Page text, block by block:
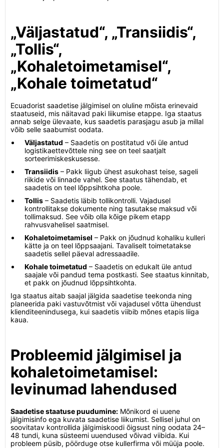
„Väljastatud“, „Transiidis“,
„Tollis“,
„Kohaletoimetamisel“,
„Kohale toimetatud“
Ecuadorist saadetise jälgimisel on oluline mõista erinevaid
staatuseid, mis näitavad paki liikumise etappe. Iga staatus
annab selge ülevaate, kus saadetis parasjagu asub ja millal
võib selle saabumist oodata.
Väljastatud – Saadetis on postitatud või üle antud
logistikaettevõttele ning see on teel saatjalt
sorteerimiskeskusesse.
Transiidis – Pakk liigub ühest asukohast teise, sageli
riikide või linnade vahel. See staatus tähendab, et
saadetis on teel lõppsihtkoha poole.
Tollis – Saadetis läbib tollikontrolli. Vajadusel
kontrollitakse dokumente ning tasutakse maksud või
tollimaksud. See võib olla kõige pikem etapp
rahvusvahelisel saatmisel.
Kohaletoimetamisel – Pakk on jõudnud kohaliku kulleri
kätte ja on teel lõppsaajani. Tavaliselt toimetatakse
saadetis sellel päeval adressaadile.
Kohale toimetatud – Saadetis on edukalt üle antud
saajale või pandud tema postkasti. See staatus kinnitab,
et pakk on jõudnud lõppsihtkohta.
Iga staatus aitab saajal jälgida saadetise teekonda ning
planeerida paki vastuvõtmist või vajadusel võtta ühendust
klienditeenindusega, kui saadetis viibib mõnes etapis liiga
kaua.
Probleemid jälgimisel ja
kohaletoimetamisel:
levinumad lahendused
Saadetise staatuse puudumine: Mõnikord ei uuene
jälgimisinfo ega kuvata saadetise liikumist. Sellisel juhul on
soovitatav kontrollida jälgimiskoodi õigsust ning oodata 24–
48 tundi, kuna süsteemi uuendused võivad viibida. Kui
probleem püsib, pöörduge otse kullerfirma või müüja poole.